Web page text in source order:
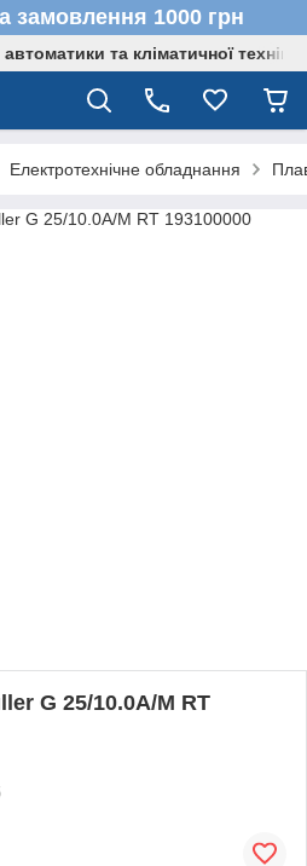
замовлення 1000 грн
та кліматичної техніки
Електротехнічне обладнання
G 25/10.0A/M RT